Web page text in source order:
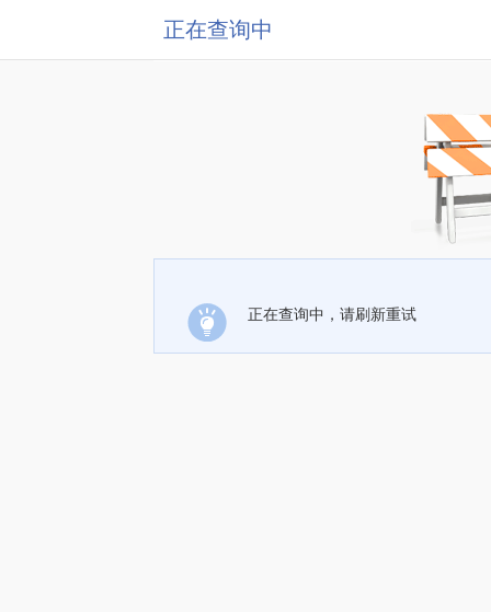
正在查询中
正在查询中，请刷新重试